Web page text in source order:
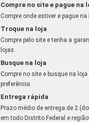
Compre no site e pague na
Compre onde estiver e pague
Troque na loja
Compre pelo site e tenha a
lojas.
Busque na loja
Compre no site e busque na
preferência.
Entrega rápida
Prazo médio de entrega de 2
em todo Distrito Federal e